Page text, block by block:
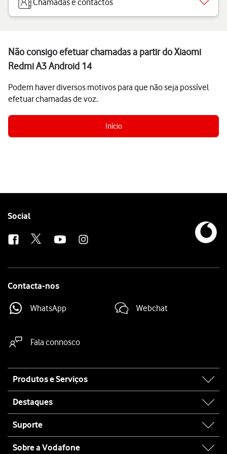
Chamadas e contactos
Não consigo efetuar chamadas a partir do Xiaomi
Redmi A3 Android 14
Podem haver diversos motivos para que não seja possível
efetuar chamadas de voz.
Início
Follow
Social
Contacta-nos
WhatsApp Webchat
Fala connosco
map
Produtos e Serviços
Destaques
Suporte
Sobre a Vodafone